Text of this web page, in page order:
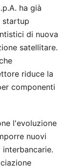
ha già
startup
di nuova
satellitare.
riduce la
componenti
l'evoluzione
nuovi